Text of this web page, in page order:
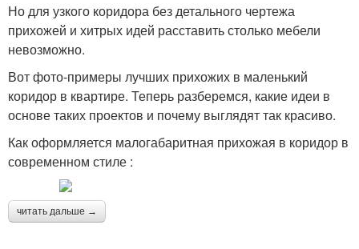
Но для узкого коридора без детального чертежа
прихожей и хитрых идей расставить столько мебели
невозможно.
Вот фото-примеры лучших прихожих в маленький
коридор в квартире. Теперь разберемся, какие идеи в
основе таких проектов и почему выглядят так красиво.
Как оформляется малогабаритная прихожая в коридор в
современном стиле :
читать дальше →